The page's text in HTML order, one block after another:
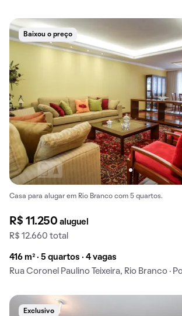
Baixou o preço
Casa para alugar em Rio Branco com 5 quartos.
R$ 11.250aluguel
R$ 12.660 total
416 m² · 5 quartos · 4 vagas
Rua Coronel Paulino Teixeira, Rio Branco ·
Exclusivo